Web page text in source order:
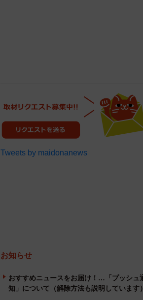
Tweets by maidonanews
お知らせ
おすすめニュースをお届け！…「プッシュ
知」について（解除方法も説明しています）